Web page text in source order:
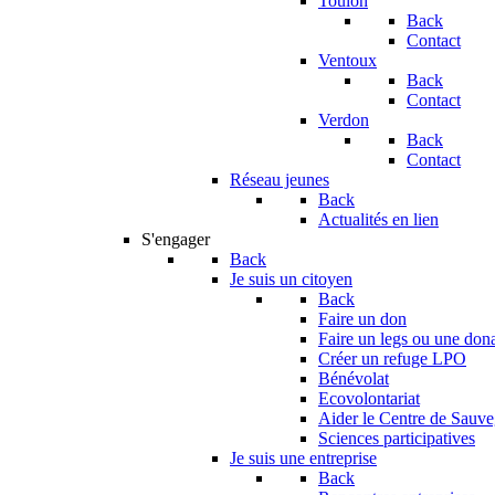
Back
Contact
Ventoux
Back
Contact
Verdon
Back
Contact
Réseau jeunes
Back
Actualités en lien
S'engager
Back
Je suis un citoyen
Back
Faire un don
Faire un legs ou une
Créer un refuge LPO
Bénévolat
Ecovolontariat
Aider le Centre de
Sciences participatives
Je suis une entreprise
Back